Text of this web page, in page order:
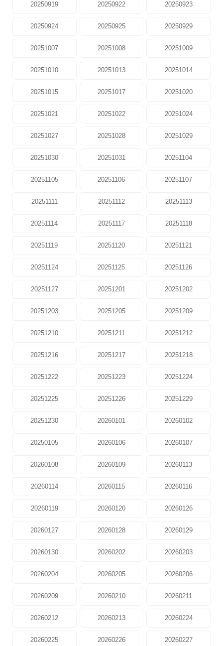
20250919 20250922 20250923
20250924 20250925 20250929
20251007 20251008 20251009
20251010 20251013 20251014
20251015 20251017 20251020
20251021 20251022 20251024
20251027 20251028 20251029
20251030 20251031 20251104
20251105 20251106 20251107
20251111 20251112 20251113
20251114 20251117 20251118
20251119 20251120 20251121
20251124 20251125 20251126
20251127 20251201 20251202
20251203 20251205 20251209
20251210 20251211 20251212
20251216 20251217 20251218
20251222 20251223 20251224
20251225 20251226 20251229
20251230 20260101 20260102
20250105 20260106 20260107
20260108 20260109 20260113
20260114 20260115 20260116
20260119 20260120 20260126
20260127 20260128 20260129
20260130 20260202 20260203
20260204 20260205 20260206
20260209 20260210 20260211
20260212 20260213 20260224
20260225 20260226 20260227